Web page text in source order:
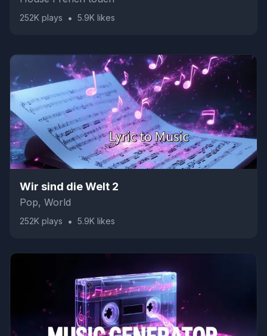
252K plays • 5.9K likes
Wir sind die Welt 2
Pop, World
252K plays • 5.9K likes